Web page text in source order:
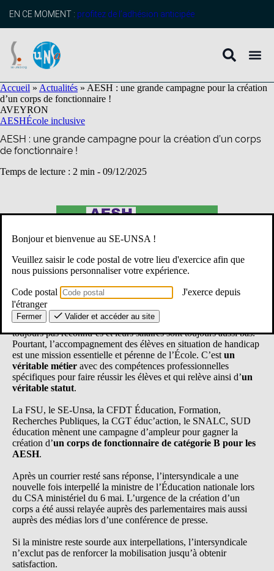
principal
EN CE MOMENT : profitez de l’adhésion anticipée
Accueil » Actualités » AESH : une grande campagne pour la création
d’un corps de fonctionnaire !
AVEYRON
AESHÉcole inclusive
AESH : une grande campagne pour la création d’un corps
de fonctionnaire !
Temps de lecture : 2 min - 09/12/2025
Les AESH constituent le deuxième métier de l’Éducation
nationaleen nombre de personnels mais ils et elles ne sont
toujours pas reconnu·es et leurs salaires sont toujours aussi bas.
Pourtant, l’accompagnement des élèves en situation de handicap
est une mission essentielle et pérenne de l’École. C’est un
véritable métier avec des compétences professionnelles
spécifiques pour faire réussir les élèves et qui relève ainsi d’un
véritable statut.
La FSU, le SE-Unsa, la CFDT Éducation, Formation,
Recherches Publiques, la CGT éduc’action, le SNALC, SUD
éducation mènent une campagne d’ampleur pour gagner la
création d’un corps de fonctionnaire de catégorie B pour les
AESH.
Après un courrier resté sans réponse, l’intersyndicale a une
nouvelle fois interpellé la ministre de l’Éducation nationale lors
du CSA ministériel du 6 mai. L’urgence de la création d’un
corps a été aussi relayée auprès des parlementaires mais aussi
auprès des médias lors d’une conférence de presse.
Si la ministre reste sourde aux interpellations, l’intersyndicale
n’exclut pas de renforcer la mobilisation jusqu’à obtenir
satisfaction.
Bonjour et bienvenue au SE-UNSA !
Veuillez saisir le code postal de votre lieu d'exercice afin que
nous puissions personnaliser votre expérience.
Code postal
J'exerce depuis
l'étranger
Fermer Valider et accéder au site